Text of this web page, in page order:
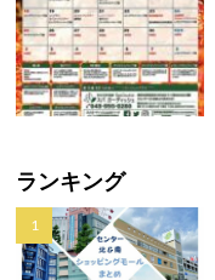
ランキング